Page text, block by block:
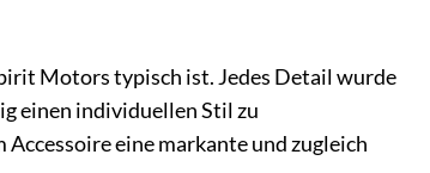
Motors typisch ist. Jedes Detail wurde
einen individuellen Stil zu
eine markante und zugleich